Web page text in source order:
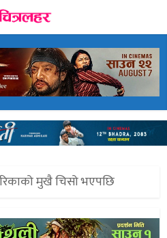
मुखै चिसो भएपछि